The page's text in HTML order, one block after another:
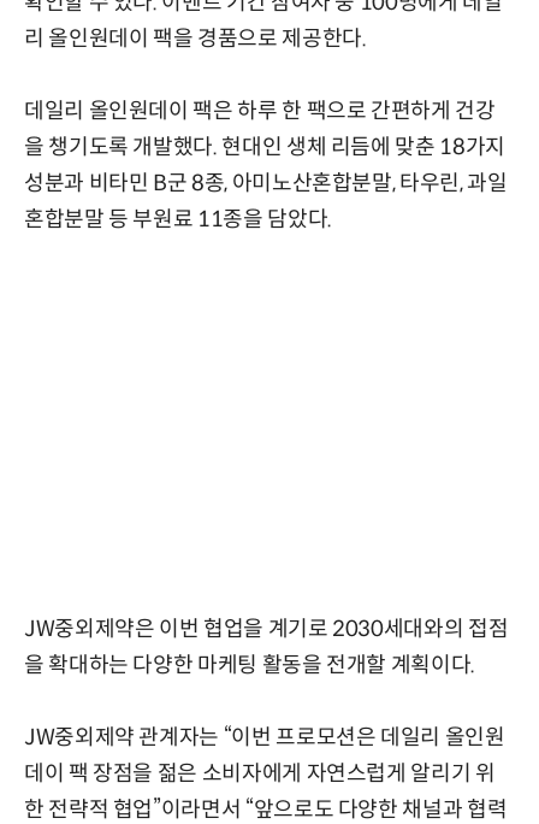
리 올인원데이 팩을 경품으로 제공한다.
데일리 올인원데이 팩은 하루 한 팩으로 간편하게 건강
을 챙기도록 개발했다. 현대인 생체 리듬에 맞춘 18가지
성분과 비타민 B군 8종, 아미노산혼합분말, 타우린, 과일
혼합분말 등 부원료 11종을 담았다.
JW중외제약은 이번 협업을 계기로 2030세대와의 접점
을 확대하는 다양한 마케팅 활동을 전개할 계획이다.
JW중외제약 관계자는 “이번 프로모션은 데일리 올인원
데이 팩 장점을 젊은 소비자에게 자연스럽게 알리기 위
한 전략적 협업”이라면서 “앞으로도 다양한 채널과 협력